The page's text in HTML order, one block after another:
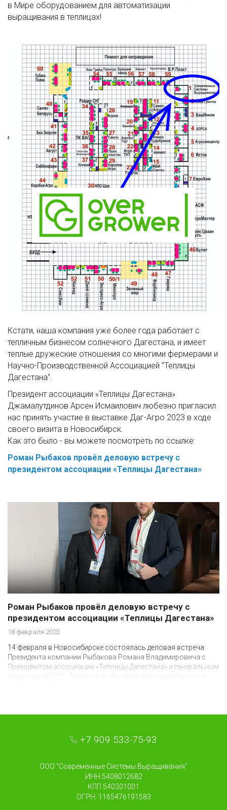
в Мире оборудованием для автоматизации
выращивания в теплицах!
Кстати, наша компания уже более года работает с
тепличным бизнесом солнечного Дагестана, и имеет
теплые дружеские отношения со многими фермерами и
Научно-Производственной Ассоциацией "Теплицы
Дагестана".
Президент ассоциации «Теплицы Дагестана»
Джамалутдинов Арсен Исмаилович любезно пригласил
нас принять участие в выставке Даг-Агро 2023 в ходе
своего визита в Новосибирск.
Как это было - вы можете посмотреть по ссылке:
Роман Рыбаков провёл деловую встречу с
президентом ассоциации «Теплицы Дагестана»
Роман Рыбаков провёл деловую встречу с
президентом ассоциации «Теплицы Дагестана»
18 февраля 2023
14 февраля в Новосибирске состоялась деловая встреча
Президента компании Рыбакова Романа Владимировича с
Президентом ассоциации «Теплицы Дагестана» и генеральным
директором ООО «Тепличное» Джамалутдиновым Арсеном
+7 909 533-75-93
ООО "Современные Системы Выращивания"
ИНН 5408012682
КПП 540301001
ОГРН: 1165476191583